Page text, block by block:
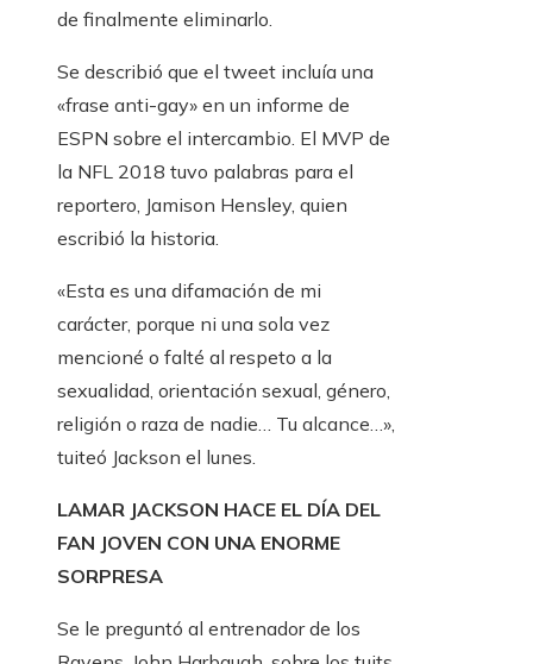
de finalmente eliminarlo.
Se describió que el tweet incluía una
«frase anti-gay» en un informe de
ESPN sobre el intercambio. El MVP de
la NFL 2018 tuvo palabras para el
reportero, Jamison Hensley, quien
escribió la historia.
«Esta es una difamación de mi
carácter, porque ni una sola vez
mencioné o falté al respeto a la
sexualidad, orientación sexual, género,
religión o raza de nadie… Tu alcance…»,
tuiteó Jackson el lunes.
LAMAR JACKSON HACE EL DÍA DEL
FAN JOVEN CON UNA ENORME
SORPRESA
Se le preguntó al entrenador de los